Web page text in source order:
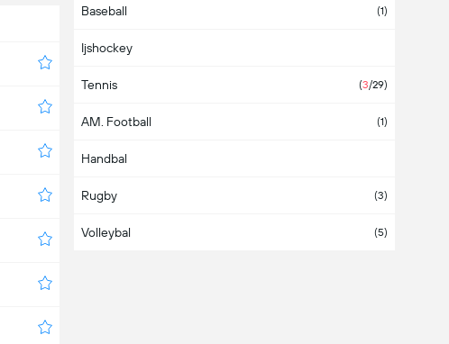
Australië
Azerbeidzjan
Azië
Bahamas
Bahrein
Bangladesh
Barbados
Baseball (1)
Ijshockey
Tennis (3/29)
AM. Football (1)
Handbal
Rugby (3)
Volleybal (5)